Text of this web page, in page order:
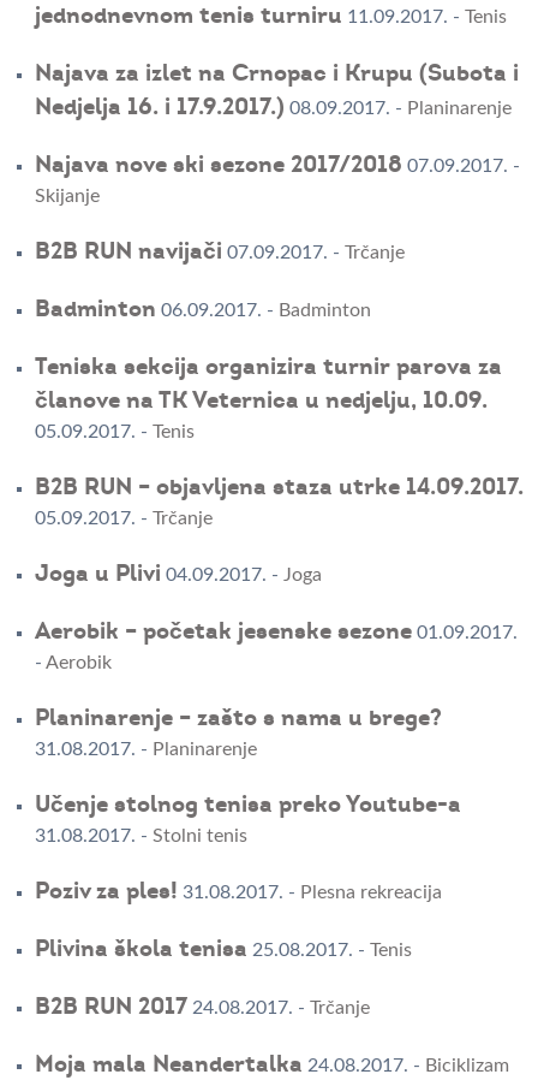
jednodnevnom tenis turniru 11.09.2017. - Tenis
Najava za izlet na Crnopac i Krupu (Subota i
Nedjelja 16. i 17.9.2017.) 08.09.2017. - Planinarenje
Najava nove ski sezone 2017/2018 07.09.2017. -
Skijanje
B2B RUN navijači 07.09.2017. - Trčanje
Badminton 06.09.2017. - Badminton
Teniska sekcija organizira turnir parova za
članove na TK Veternica u nedjelju, 10.09.
05.09.2017. - Tenis
B2B RUN – objavljena staza utrke 14.09.2017.
05.09.2017. - Trčanje
Joga u Plivi 04.09.2017. - Joga
Aerobik – početak jesenske sezone 01.09.2017.
- Aerobik
Planinarenje – zašto s nama u brege?
31.08.2017. - Planinarenje
Učenje stolnog tenisa preko Youtube-a
31.08.2017. - Stolni tenis
Poziv za ples! 31.08.2017. - Plesna rekreacija
Plivina škola tenisa 25.08.2017. - Tenis
B2B RUN 2017 24.08.2017. - Trčanje
Moja mala Neandertalka 24.08.2017. - Biciklizam